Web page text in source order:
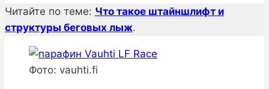
Читайте по теме: Что такое штайншлифт и
структуры беговых лыж.
Фото: vauhti.fi